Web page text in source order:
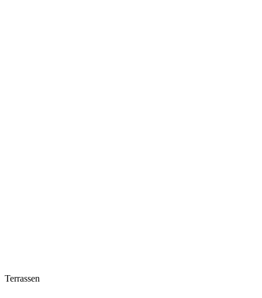
Terrassen